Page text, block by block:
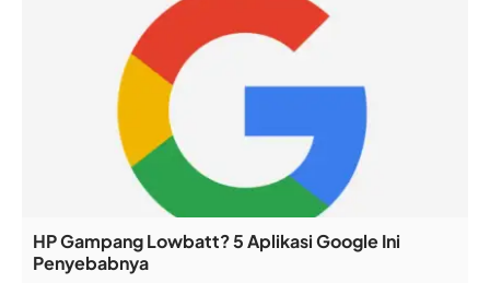
HP Gampang Lowbatt? 5 Aplikasi Google Ini
Penyebabnya